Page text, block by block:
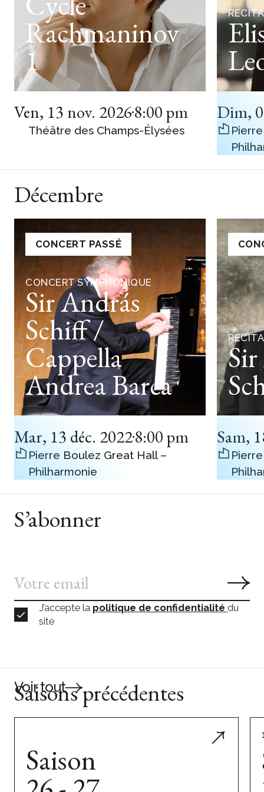
Rachmaninov
1
Ven, 13 nov. 20268:00 pm
Théâtre des Champs-Élysées
Dim,
Décembre
CONCERT SYMPHONIQUE
Sir András
Schiff /
Cappella
Andrea Barca
CONCERT PASSÉ
Mar, 13 déc. 20228:00 pm
Pierre Boulez Great Hall –
Philharmonie
Sam,
S’abonner
J’accepte la politique de confidentialité du
site
Saisons précédentes
Voir tout
Saison